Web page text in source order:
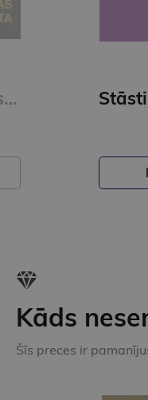
Stāsti vieglajā valodā 3. grāmata
Kāds
Šīs preces ir